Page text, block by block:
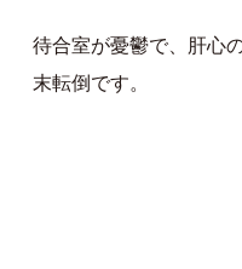
待合室が憂鬱で、肝心
末転倒です。